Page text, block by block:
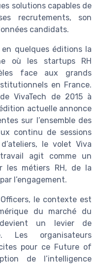
solutions capables de
recrutements, son
candidats.
quelques éditions la
où les startups RH
face aux grands
en France.
VivaTech de 2015 à
actuelle annonce
sur l’ensemble des
continu de sessions
le volet Viva
agit comme un
les métiers RH, de la
l’engagement.
le contexte est
du marché du
un levier de
Les organisateurs
pour ce Future of
de l’intelligence